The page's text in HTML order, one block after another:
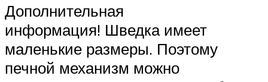
Дополнительная
информация! Шведка имеет
маленькие размеры. Поэтому
печной механизм можно